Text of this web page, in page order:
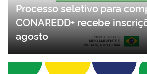
Processo seletivo para
CONAREDD+ recebe
agosto